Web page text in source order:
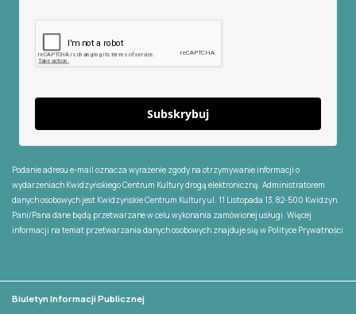
Subskrybuj
Podanie adresu e-mail oznacza wyrażenie zgody na otrzymywanie informacji o
wydarzeniach Kwidzyńskiego Centrum Kultury drogą elektroniczną. Administratorem
danych osobowych jest Kwidzyńskie Centrum Kultury ul. 11 Listopada 13, 82-500 Kwidzyn.
Pani/Pana dane będą przetwarzane w celu wykonania zamówionej usługi. Więcej
informacji na temat przetwarzania danych osobowych znajduje się w Polityce Prywatności
Biuletyn Informacji Publicznej